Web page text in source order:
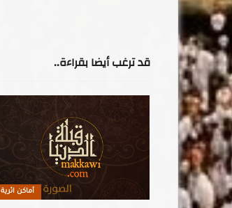
قد ترغب أيضا بقراءة..
أماكن اثرية أماكن اثرية